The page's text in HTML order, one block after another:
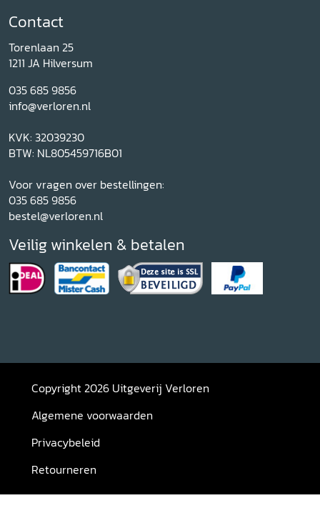
Contact
Torenlaan 25
1211 JA Hilversum
035 685 9856
info@verloren.nl
KVK: 32039230
BTW: NL805459716B01
Voor vragen over bestellingen:
035 685 9856
bestel@verloren.nl
Veilig winkelen & betalen
Copyright 2026 Uitgeverij Verloren
Algemene voorwaarden
Privacybeleid
Retourneren